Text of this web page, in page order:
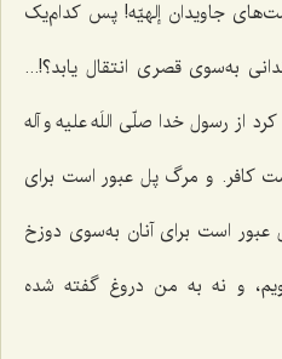
جاویدان إلهیّه! پس کدام‌یک
به‌سوی قصری انتقال یابد؟!...
از رسول خدا صلّی اللَه علیه و آله
کافر. و مرگ پل عبور است برای
عبور است برای آنان به‌سوی دوزخ
و نه به من دروغ گفته شده